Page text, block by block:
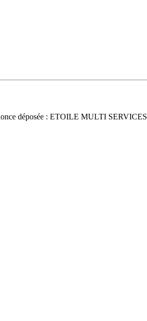
déposée : ETOILE MULTI SERVICES